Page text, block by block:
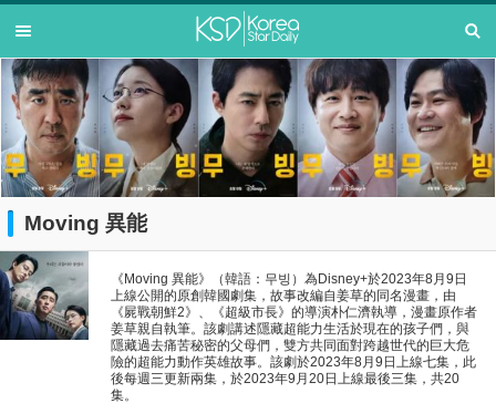
Moving 異能
《Moving 異能》（韓語：무빙）為Disney+於2023年8月9日
上線公開的原創韓國劇集，故事改編自姜草的同名漫畫，由
《屍戰朝鮮2》、《超級市長》的導演朴仁濟執導，漫畫原作者
姜草親自執筆。該劇講述隱藏超能力生活於現在的孩子們，與
隱藏過去痛苦秘密的父母們，雙方共同面對跨越世代的巨大危
險的超能力動作英雄故事。該劇於2023年8月9日上線七集，此
後每週三更新兩集，於2023年9月20日上線最後三集，共20
集。